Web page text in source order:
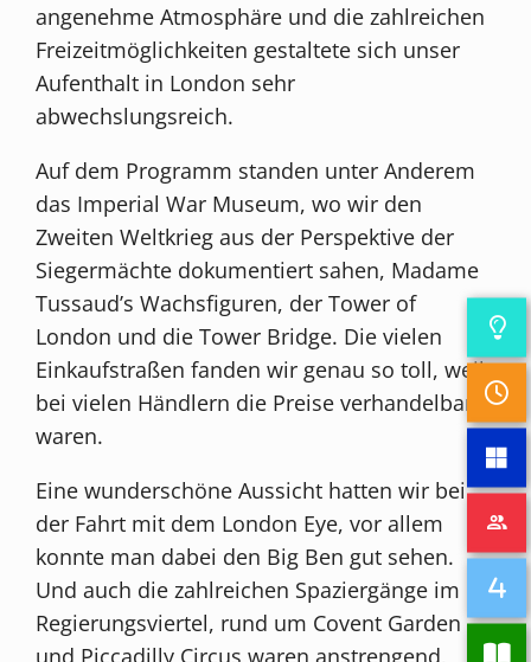
angenehme Atmosphäre und die zahlreichen
Freizeitmöglichkeiten gestaltete sich unser
Aufenthalt in London sehr
abwechslungsreich.
Auf dem Programm standen unter Anderem
das Imperial War Museum, wo wir den
Zweiten Weltkrieg aus der Perspektive der
Siegermächte dokumentiert sahen, Madame
Tussaud’s Wachsfiguren, der Tower of
London und die Tower Bridge. Die vielen
Einkaufstraßen fanden wir genau so toll, weil
bei vielen Händlern die Preise verhandelbar
waren.
Eine wunderschöne Aussicht hatten wir bei
der Fahrt mit dem London Eye, vor allem
konnte man dabei den Big Ben gut sehen.
Und auch die zahlreichen Spaziergänge im
Regierungsviertel, rund um Covent Garden
und Piccadilly Circus waren anstrengend,